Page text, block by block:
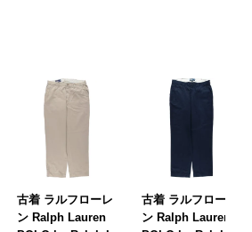
古着 ラルフローレ
ン Ralph Lauren
古着 ラルフローレ
ン Ralph Lauren